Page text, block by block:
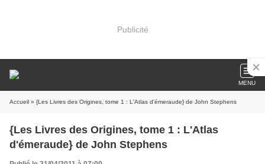
Publicité
MENU
Accueil » {Les Livres des Origines, tome 1 : L'Atlas d'émeraude} de John Stephens
{Les Livres des Origines, tome 1 : L'Atlas
d'émeraude} de John Stephens